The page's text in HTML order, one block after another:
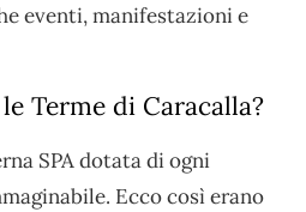
eventi, manifestazioni e
Terme di Caracalla?
SPA dotata di ogni
Ecco così erano